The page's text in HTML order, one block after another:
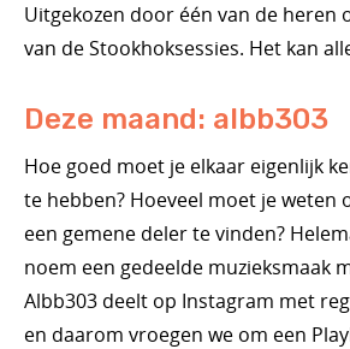
Uitgekozen door één van de heren
van de Stookhoksessies. Het kan
Deze maand: albb303
Hoe goed moet je elkaar eigenlijk
te hebben? Hoeveel moet je weten
een gemene deler te vinden?
noem een gedeelde muzieksmaak
Albb303 deelt op Instagram met
en daarom vroegen we om een